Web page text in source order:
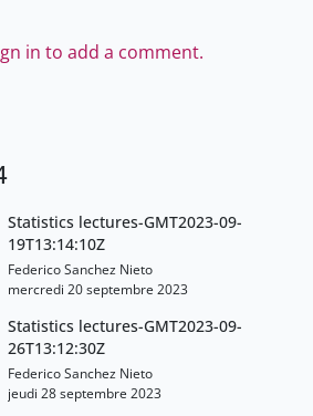
in to add a comment.
Statistics lectures-GMT2023-09-
19T13:14:10Z
Federico Sanchez Nieto
mercredi 20 septembre 2023
Statistics lectures-GMT2023-09-
26T13:12:30Z
Federico Sanchez Nieto
jeudi 28 septembre 2023